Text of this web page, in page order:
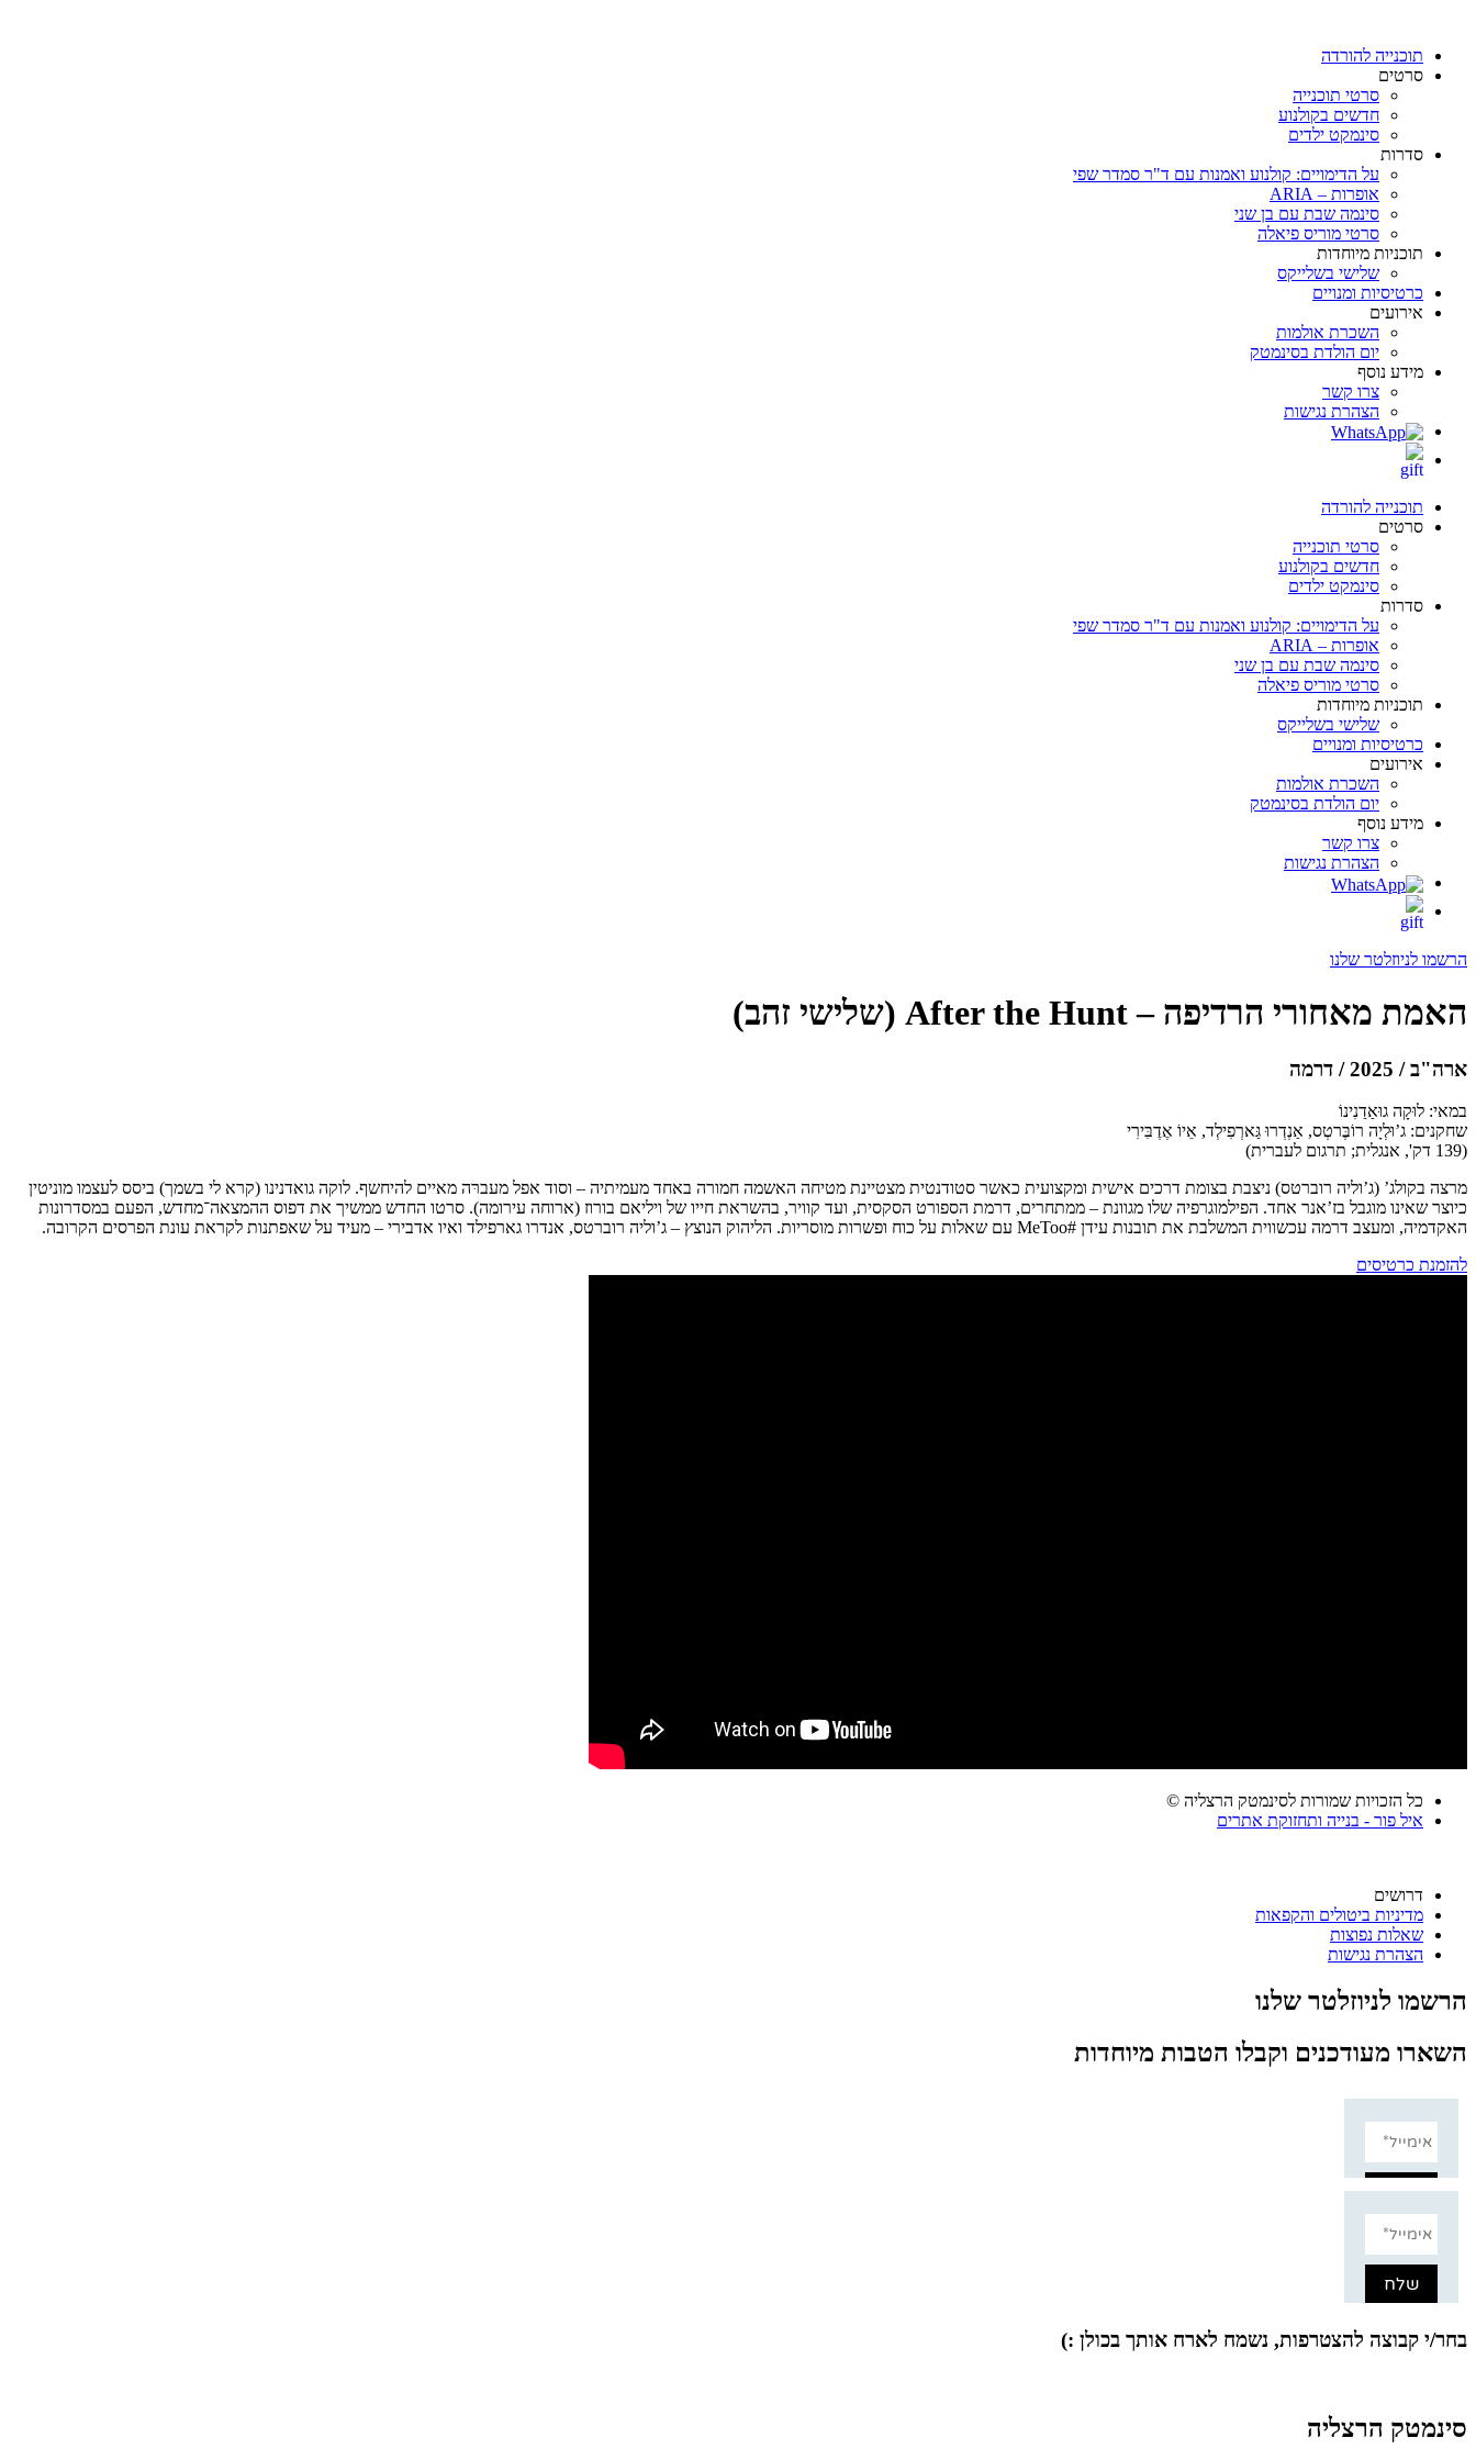
תוכנייה להורדה
סרטים
סרטי תוכנייה
חדשים בקולנוע
סינמקט ילדים
סדרות
על הדימויים: קולנוע ואמנות עם ד"ר סמדר שפי
אופרות – ARIA
סינמה שבת עם בן שני
סרטי מוריס פיאלה
תוכניות מיוחדות
שלישי בשלייקס
כרטיסיות ומנויים
אירועים
השכרת אולמות
יום הולדת בסינמטק
מידע נוסף
צרו קשר
הצהרת נגישות
תוכנייה להורדה
סרטים
סרטי תוכנייה
חדשים בקולנוע
סינמקט ילדים
סדרות
על הדימויים: קולנוע ואמנות עם ד"ר סמדר שפי
אופרות – ARIA
סינמה שבת עם בן שני
סרטי מוריס פיאלה
תוכניות מיוחדות
שלישי בשלייקס
כרטיסיות ומנויים
אירועים
השכרת אולמות
יום הולדת בסינמטק
מידע נוסף
צרו קשר
הצהרת נגישות
הרשמו לניוזלטר שלנו
האמת מאחורי הרדיפה – After the Hunt (שלישי זהב)
ארה"ב / 2025 / דרמה
במאי: לוּקָה גוּאַדַנִינוֹ
שחקנים: ג’וּלְיָה רוֹבֶּרטְס, אַנְדְרוּ גַּארְפִילְד, אֵיוֹ אֶדֶבִּירִי
(139 דק', אנגלית; תרגום לעברית)
מרצה בקולג’ (ג’וליה רוברטס) ניצבת בצומת דרכים אישית ומקצועית כאשר סטודנטית מצטיינת מטיחה האשמה חמורה באחד מעמיתיה – וסוד אפל מעברּה מאיים להיחשף. לוקה גואדנינו (קרא לי בשמך) ביסס לעצמו מוניטין
כיוצר שאינו מוגבל בז’אנר אחד. הפילמוגרפיה שלו מגוונת – ממתחרים, דרמת הספורט הסקסית, ועד קוויר, בהשראת חייו של ויליאם בורוז (ארוחה עירומה). סרטו החדש ממשיך את דפוס ההמצאה־מחדש, הפעם במסדרונות
האקדמיה, ומעצב דרמה עכשווית המשלבת את תובנות עידן #MeToo עם שאלות על כוח ופשרות מוסריות. הליהוק הנוצץ – ג’וליה רוברטס, אנדרו גארפילד ואיו אדבירי – מעיד על שאפתנות לקראת עונת הפרסים הקרובה.
להזמנת כרטיסים
כל הזכויות שמורות לסינמטק הרצליה ©
איל פור - בנייה ותחזוקת אתרים
דרושים
מדיניות ביטולים והקפאות
שאלות נפוצות
הצהרת נגישות
הרשמו לניוזלטר שלנו
השארו מעודכנים וקבלו הטבות מיוחדות
בחר/י קבוצה להצטרפות, נשמח לארח אותך בכולן :)
סינמטק הרצליה